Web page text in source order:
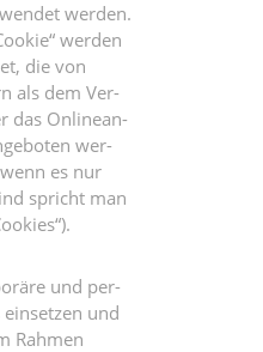
wer­den.
wer­den
die von
als dem Ver­
das Online­an­
wer­
es nur
spricht man
und per­
und
Rah­men